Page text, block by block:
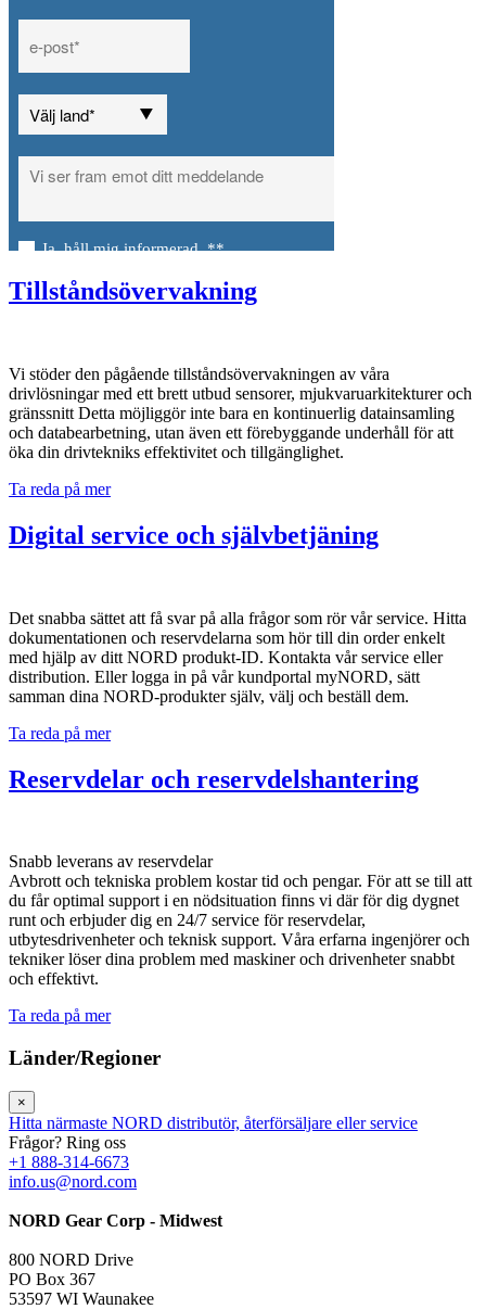
Tillståndsövervakning
Vi stöder den pågående tillståndsövervakningen av våra
drivlösningar med ett brett utbud sensorer, mjukvaruarkitekturer och
gränssnitt Detta möjliggör inte bara en kontinuerlig datainsamling
och databearbetning, utan även ett förebyggande underhåll för att
öka din drivtekniks effektivitet och tillgänglighet.
Ta reda på mer
Digital service och självbetjäning
Det snabba sättet att få svar på alla frågor som rör vår service. Hitta
dokumentationen och reservdelarna som hör till din order enkelt
med hjälp av ditt NORD produkt-ID. Kontakta vår service eller
distribution. Eller logga in på vår kundportal myNORD, sätt
samman dina NORD-produkter själv, välj och beställ dem.
Ta reda på mer
Reservdelar och reservdelshantering
Snabb leverans av reservdelar
Avbrott och tekniska problem kostar tid och pengar. För att se till att
du får optimal support i en nödsituation finns vi där för dig dygnet
runt och erbjuder dig en 24/7 service för reservdelar,
utbytesdrivenheter och teknisk support. Våra erfarna ingenjörer och
tekniker löser dina problem med maskiner och drivenheter snabbt
och effektivt.
Ta reda på mer
Länder/Regioner
×
Hitta närmaste NORD distributör, återförsäljare eller service
Frågor? Ring oss
+1 888-314-6673
info.us@nord.com
NORD Gear Corp - Midwest
800 NORD Drive
PO Box 367
53597 WI Waunakee